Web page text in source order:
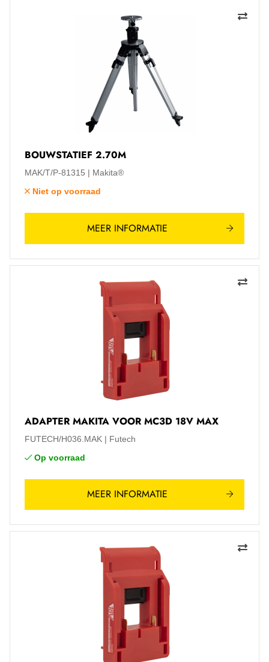
BOUWSTATIEF 2.70M
MAK/T/P-81315
Makita®
Niet op voorraad
MEER INFORMATIE
ADAPTER MAKITA VOOR MC3D 18V MAX
FUTECH/H036.MAK
Futech
Op voorraad
MEER INFORMATIE